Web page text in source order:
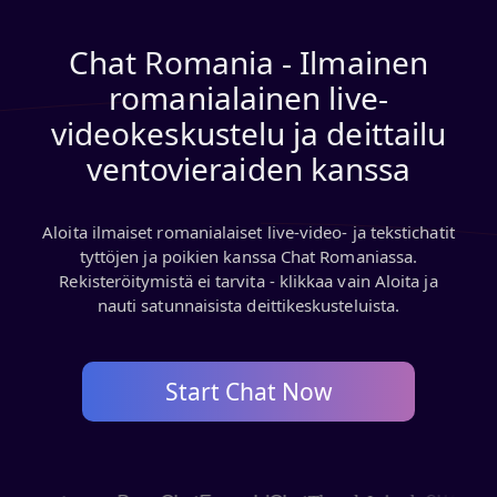
Chat Romania - Ilmainen
romanialainen live-
videokeskustelu ja deittailu
ventovieraiden kanssa
Aloita ilmaiset romanialaiset live-video- ja tekstichatit
tyttöjen ja poikien kanssa Chat Romaniassa.
Rekisteröitymistä ei tarvita - klikkaa vain Aloita ja
nauti satunnaisista deittikeskusteluista.
Start Chat Now